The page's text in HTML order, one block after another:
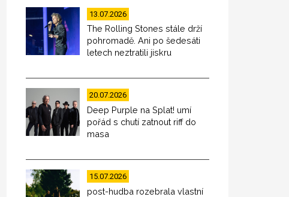
13.07.2026
The Rolling Stones stále drží
pohromadě. Ani po šedesáti
letech neztratili jiskru
20.07.2026
Deep Purple na Splat! umí
pořád s chutí zatnout riff do
masa
15.07.2026
post-hudba rozebrala vlastní